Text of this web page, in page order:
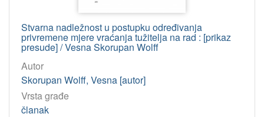
Licencije
InC
460
Stvarna nadležnost u postupku određivanja
privremene mjere vraćanja tužitelja na rad : [prikaz
presude] / Vesna Skorupan Wolff
Autor
Skorupan Wolff, Vesna [autor]
Vrsta građe
članak